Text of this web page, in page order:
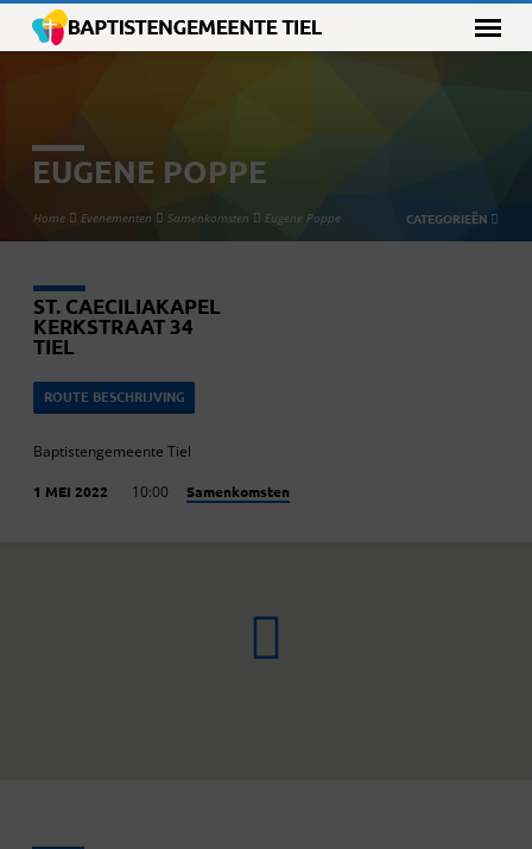
EUGENE POPPE
Home Evenementen Samenkomsten Eugene Poppe CATEGORIEËN
ST. CAECILIAKAPEL
KERKSTRAAT 34
TIEL
ROUTE BESCHRIJVING
Baptistengemeente Tiel
1 MEI 2022 10:00 Samenkomsten